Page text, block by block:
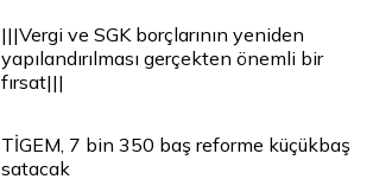
|||Vergi ve SGK borçlarının yeniden
yapılandırılması gerçekten önemli bir
fırsat|||
TİGEM, 7 bin 350 baş reforme küçükbaş
satacak